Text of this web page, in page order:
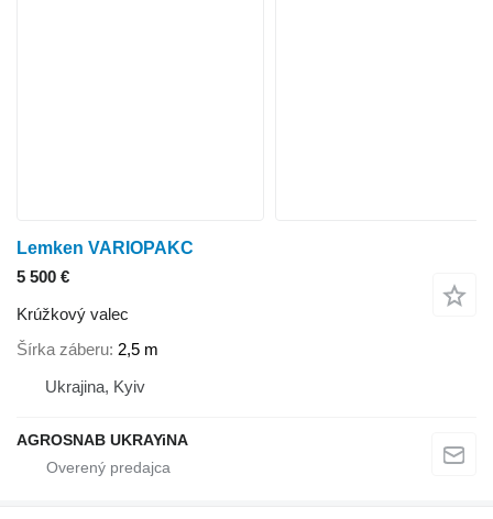
Lemken VARIOPAKC
5 500 €
Krúžkový valec
Šírka záberu 2,5 m
Ukrajina, Kyiv
AGROSNAB UKRAYiNA